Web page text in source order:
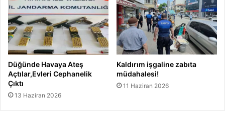
Düğünde Havaya Ateş
Açtılar,Evleri Cephanelik
Çıktı
13 Haziran 2026
Kaldırım işgaline zabıta
müdahalesi!
11 Haziran 2026